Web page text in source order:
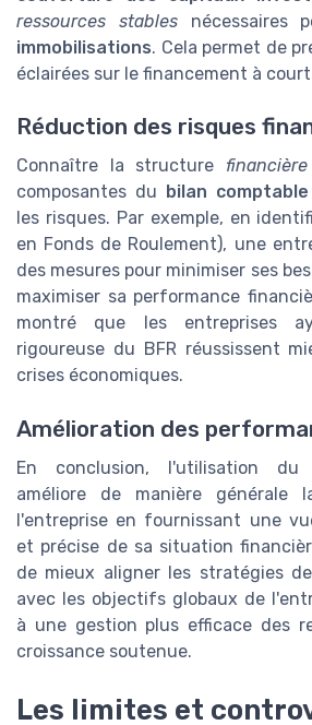
ressources stablesnécessaires
immobilisations. Cela permet de
éclairées sur le financement à
Réduction des risques
Connaître la structure financière
composantes du
bilan comptable
les risques. Par exemple, en
en Fonds de Roulement), une
des mesures pour minimiser ses
maximiser sa performance
montré que les entreprises
rigoureuse du BFR réussissent
crises économiques.
Amélioration des
En conclusion, l'utilisation du
améliore de manière générale
l'entreprise en fournissant une
et précise de sa situation
de mieux aligner les stratégies
avec les objectifs globaux de
à une gestion plus efficace des
croissance soutenue.
Les limites et